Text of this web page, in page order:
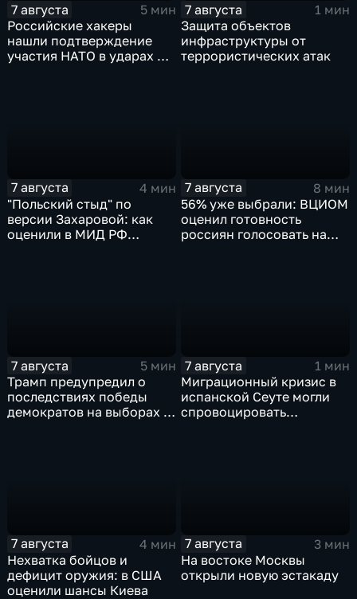
7 августа
5 мин
Российские хакеры
нашли подтверждение
участия НАТО в ударах по
7 августа
1 мин
Защита объектов
инфраструктуры от
террористических атак
7 августа
4 мин
"Польский стыд" по
версии Захаровой: как
оценили в МИД РФ
7 августа
8 мин
56% уже выбрали: ВЦИОМ
оценил готовность
россиян голосовать на
7 августа
5 мин
Трамп предупредил о
последствиях победы
демократов на выборах в
7 августа
1 мин
Миграционный кризис в
испанской Сеуте могли
спровоцировать
7 августа
4 мин
Нехватка бойцов и
дефицит оружия: в США
оценили шансы Киева
7 августа
3 мин
На востоке Москвы
открыли новую эстакаду